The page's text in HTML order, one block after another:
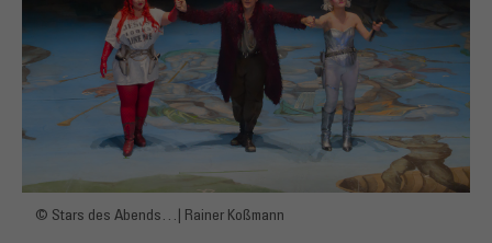
© Stars des Abends…| Rainer Koßmann